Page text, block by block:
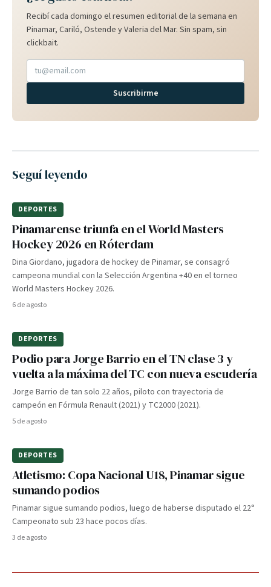
Recibí cada domingo el resumen editorial de la semana en
Pinamar, Cariló, Ostende y Valeria del Mar. Sin spam, sin
clickbait.
Suscribirme
Seguí leyendo
DEPORTES
Pinamarense triunfa en el World Masters
Hockey 2026 en Róterdam
Dina Giordano, jugadora de hockey de Pinamar, se consagró
campeona mundial con la Selección Argentina +40 en el torneo
World Masters Hockey 2026.
6 de agosto
DEPORTES
Podio para Jorge Barrio en el TN clase 3 y
vuelta a la máxima del TC con nueva escudería
Jorge Barrio de tan solo 22 años, piloto con trayectoria de
campeón en Fórmula Renault (2021) y TC2000 (2021).
5 de agosto
DEPORTES
Atletismo: Copa Nacional U18, Pinamar sigue
sumando podios
Pinamar sigue sumando podios, luego de haberse disputado el 22°
Campeonato sub 23 hace pocos días.
3 de agosto